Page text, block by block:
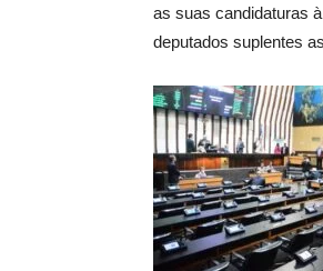
as suas candidaturas
deputados suplentes